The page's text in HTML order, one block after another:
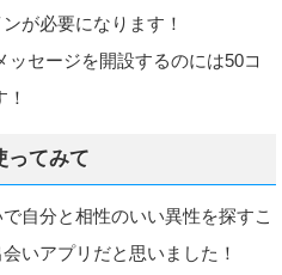
が必要になります！
セージを開設するのには50コ
ってみて
自分と相性のいい異性を探すこ
いアプリだと思いました！